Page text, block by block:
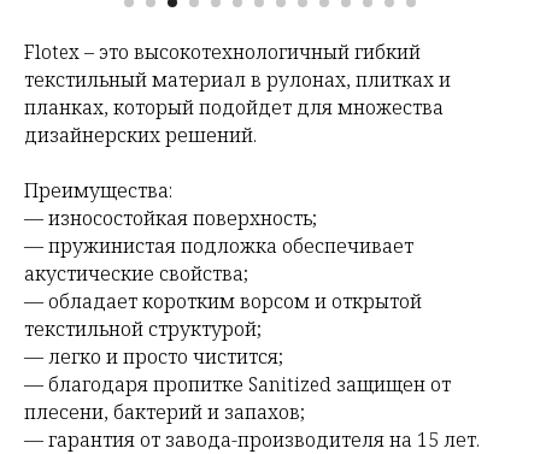
Flotex – это высокотехнологичный гибкий
текстильный материал в рулонах, плитках и
планках, который подойдет для множества
дизайнерских решений.
Преимущества:
— износостойкая поверхность;
— пружинистая подложка обеспечивает
акустические свойства;
— обладает коротким ворсом и открытой
текстильной структурой;
— легко и просто чистится;
— благодаря пропитке Sanitized защищен от
плесени, бактерий и запахов;
— гарантия от завода-производителя на 15 лет.